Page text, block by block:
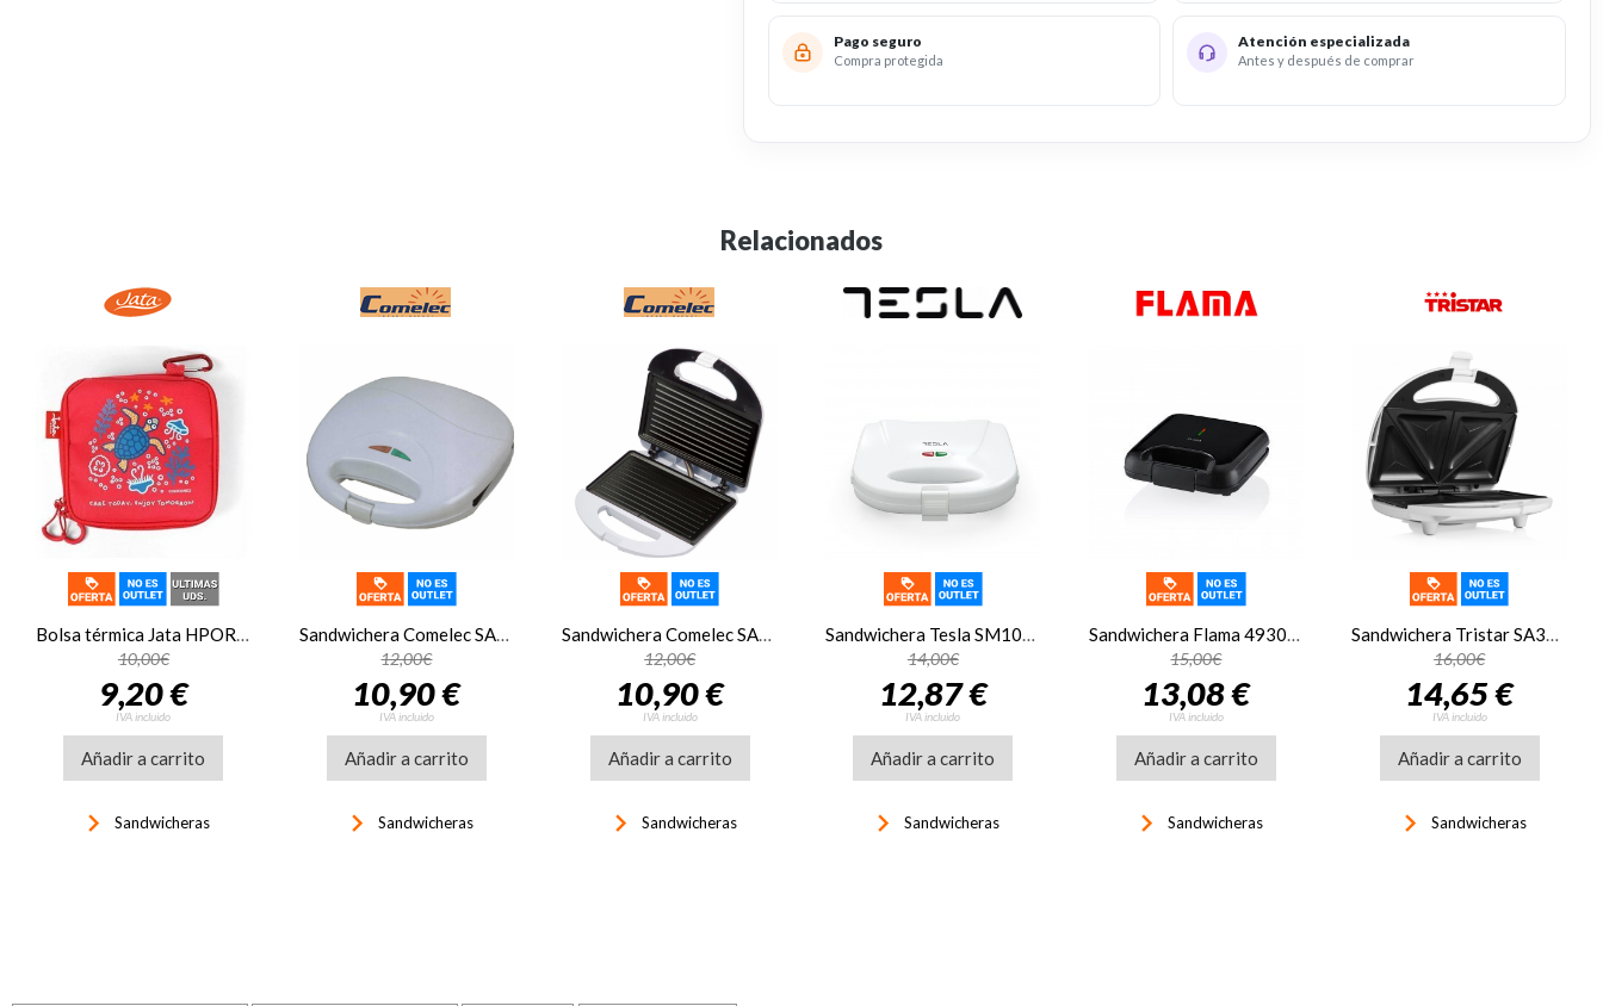
Pago seguro
Compra protegida
Atención especializada
Antes y después de comprar
Relacionados
Bolsa térmica Jata HPOR7203, porta Sandwich, 0.9 litros, rojo
10,00€
9,20 €
IVA incluido
Añadir a carrito
keyboard_arrow_right Sandwicheras
Sandwichera Comelec SA-1204 2 cavidades sin corte 750W blanco
12,00€
10,90 €
IVA incluido
Añadir a carrito
keyboard_arrow_right Sandwicheras
Sandwichera Comelec SA1205B blanco PANINI
12,00€
10,90 €
IVA incluido
Añadir a carrito
keyboard_arrow_right Sandwicheras
Sandwichera Tesla SM100W 750W
14,00€
12,87 €
IVA incluido
Añadir a carrito
keyboard_arrow_right Sandwicheras
Sandwichera Flama 4930FL, 800W, negro
15,00€
13,08 €
IVA incluido
Añadir a carrito
keyboard_arrow_right Sandwicheras
Sandwichera Tristar SA3052
16,00€
14,65 €
IVA incluido
Añadir a carrito
keyboard_arrow_right Sandwicheras